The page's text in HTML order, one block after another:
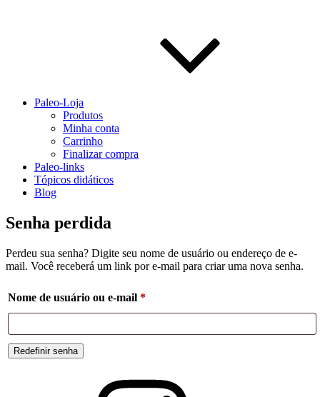
Paleo-Loja
Produtos
Minha conta
Carrinho
Finalizar compra
Paleo-links
Tópicos didáticos
Blog
Senha perdida
Perdeu sua senha? Digite seu nome de usuário ou endereço de e-
mail. Você receberá um link por e-mail para criar uma nova senha.
Nome de usuário ou e-mail *Obrigatório
Redefinir senha